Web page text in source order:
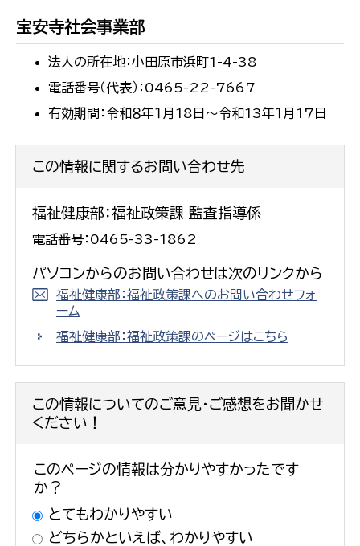
宝安寺社会事業部
法人の所在地：小田原市浜町1-4-38
電話番号（代表）：0465-22-7667
有効期間：令和８年１月18日～令和13年１月17日
この情報に関するお問い合わせ先
福祉健康部：福祉政策課 監査指導係
電話番号：0465-33-1862
パソコンからのお問い合わせは次のリンクから
福祉健康部：福祉政策課へのお問い合わせフォ
ーム
福祉健康部：福祉政策課のページはこちら
この情報についてのご意見・ご感想をお聞かせ
ください！
このページの情報は分かりやすかったです
か？
とてもわかりやすい
どちらかといえば、わかりやすい